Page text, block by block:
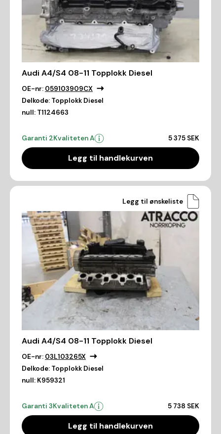
Audi A4/S4 08-11 Topplokk Diesel
OE-nr: 059103909CX
Delkode: Topplokk Diesel
null: T1124663
Garanti 2Kvaliteten A 5 375 SEK
Legg til handlekurven
Legg til ønskeliste
Audi A4/S4 08-11 Topplokk Diesel
OE-nr: 03L103265X
Delkode: Topplokk Diesel
null: K959321
Garanti 3Kvaliteten A 5 738 SEK
Legg til handlekurven